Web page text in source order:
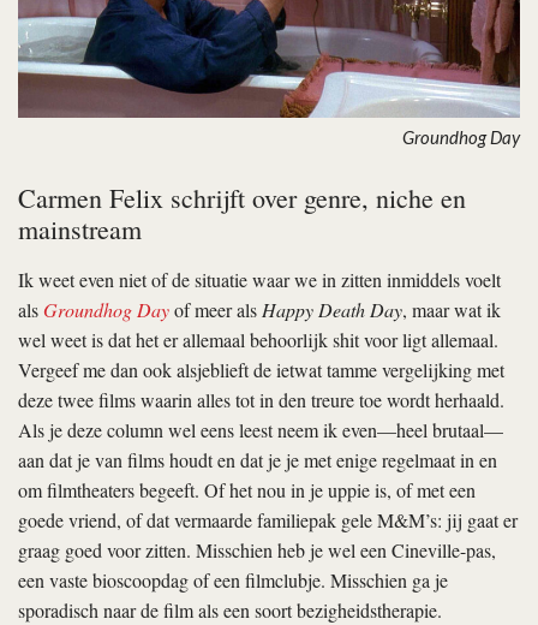
Groundhog Day
Carmen Felix schrijft over genre, niche en
mainstream
Ik weet even niet of de situatie waar we in zitten inmiddels voelt
alsGroundhog Dayof meer als Happy Death Day, maar wat ik
wel weet is dat het er allemaal behoorlijk shit voor ligt allemaal.
Vergeef me dan ook alsjeblieft de ietwat tamme vergelijking met
deze twee films waarin alles tot in den treure toe wordt herhaald.
Als je deze column wel eens leest neem ik even—heel brutaal—
aan dat je van films houdt en dat je je met enige regelmaat in en
om filmtheaters begeeft. Of het nou in je uppie is, of met een
goede vriend, of dat vermaarde familiepak gele M&M’s: jij gaat er
graag goed voor zitten. Misschien heb je wel een Cineville-pas,
een vaste bioscoopdag of een filmclubje. Misschien ga je
sporadisch naar de film als een soort bezigheidstherapie.